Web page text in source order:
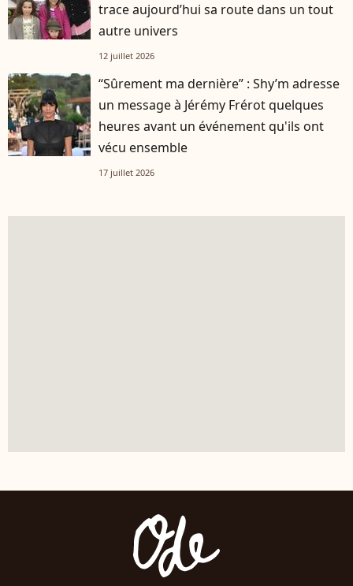
trace aujourd’hui sa route dans un tout
autre univers
12 juillet 2026
“Sûrement ma dernière” : Shy’m adresse
un message à Jérémy Frérot quelques
heures avant un événement qu'ils ont
vécu ensemble
17 juillet 2026